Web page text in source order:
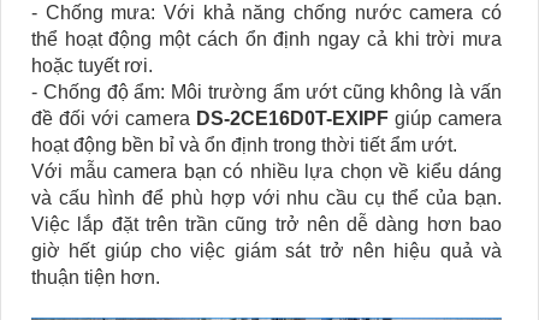
- Chống mưa: Với khả năng chống nước camera có
thể hoạt động một cách ổn định ngay cả khi trời mưa
hoặc tuyết rơi.
- Chống độ ẩm: Môi trường ẩm ướt cũng không là vấn
đề đối với camera DS-2CE16D0T-EXIPF giúp camera
hoạt động bền bỉ và ổn định trong thời tiết ẩm ướt.
Với mẫu camera bạn có nhiều lựa chọn về kiểu dáng
và cấu hình để phù hợp với nhu cầu cụ thể của bạn.
Việc lắp đặt trên trần cũng trở nên dễ dàng hơn bao
giờ hết giúp cho việc giám sát trở nên hiệu quả và
thuận tiện hơn.